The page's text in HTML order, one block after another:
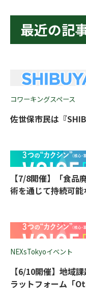
最近の記
コワーキングスペース
佐世保市民は『
【7/8開催】「食品
術を通じて持続可
NEXsTokyoイベント
【6/10開催】地域
ラットフォーム「